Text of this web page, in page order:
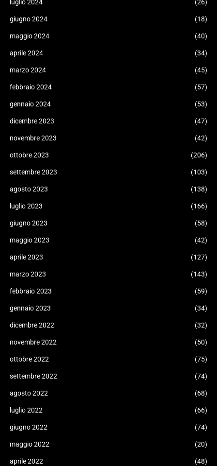
luglio 2024 (26)
giugno 2024 (18)
maggio 2024 (40)
aprile 2024 (34)
marzo 2024 (45)
febbraio 2024 (57)
gennaio 2024 (53)
dicembre 2023 (47)
novembre 2023 (42)
ottobre 2023 (206)
settembre 2023 (103)
agosto 2023 (138)
luglio 2023 (166)
giugno 2023 (58)
maggio 2023 (42)
aprile 2023 (127)
marzo 2023 (143)
febbraio 2023 (59)
gennaio 2023 (34)
dicembre 2022 (32)
novembre 2022 (50)
ottobre 2022 (75)
settembre 2022 (74)
agosto 2022 (68)
luglio 2022 (66)
giugno 2022 (74)
maggio 2022 (20)
aprile 2022 (48)